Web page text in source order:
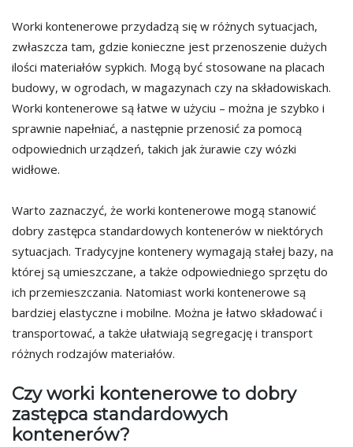
Worki kontenerowe przydadzą się w różnych sytuacjach,
zwłaszcza tam, gdzie konieczne jest przenoszenie dużych
ilości materiałów sypkich. Mogą być stosowane na placach
budowy, w ogrodach, w magazynach czy na składowiskach.
Worki kontenerowe są łatwe w użyciu – można je szybko i
sprawnie napełniać, a następnie przenosić za pomocą
odpowiednich urządzeń, takich jak żurawie czy wózki
widłowe.
Warto zaznaczyć, że worki kontenerowe mogą stanowić
dobry zastępca standardowych kontenerów w niektórych
sytuacjach. Tradycyjne kontenery wymagają stałej bazy, na
której są umieszczane, a także odpowiedniego sprzętu do
ich przemieszczania. Natomiast worki kontenerowe są
bardziej elastyczne i mobilne. Można je łatwo składować i
transportować, a także ułatwiają segregację i transport
różnych rodzajów materiałów.
Czy worki kontenerowe to dobry
zastępca standardowych
kontenerów?